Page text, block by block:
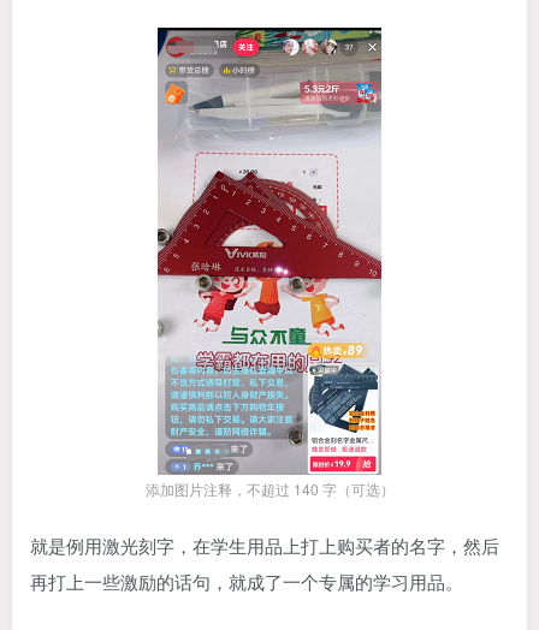
添加图片注释，不超过 140 字（可选）
就是例用激光刻字，在学生用品上打上购买者的名字，然后
再打上一些激励的话句，就成了一个专属的学习用品。